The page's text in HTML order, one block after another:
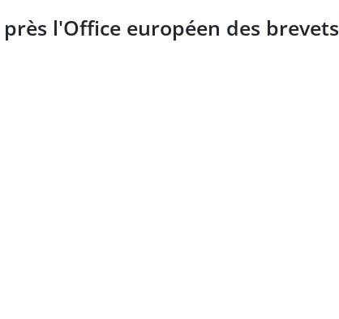
l'Office européen des brevets